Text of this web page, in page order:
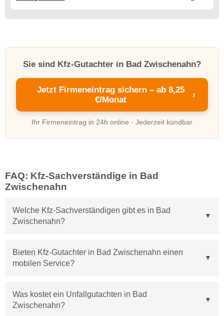
Sie sind Kfz-Gutachter in Bad Zwischenahn?
Jetzt Firmeneintrag sichern – ab 8,25
€/Monat
›
Ihr Firmeneintrag in 24h online · Jederzeit kündbar
FAQ: Kfz-Sachverständige in Bad
Zwischenahn
Welche Kfz-Sachverständigen gibt es in Bad
Zwischenahn?
Bieten Kfz-Gutachter in Bad Zwischenahn einen
mobilen Service?
Was kostet ein Unfallgutachten in Bad
Zwischenahn?